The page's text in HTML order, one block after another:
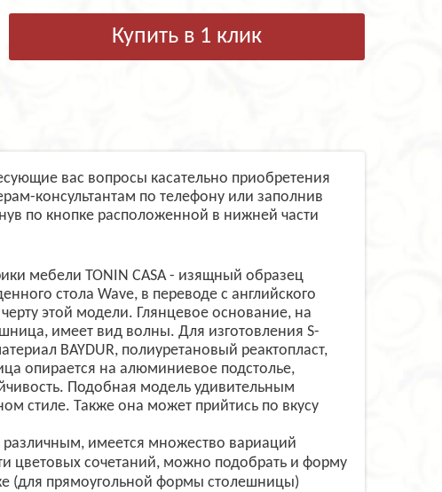
Купить в 1 клик
вас вопросы касательно приобретения
консультантам по телефону или заполнив
по кнопке расположенной в нижней части
мебели TONIN CASA - изящный образец
стола Wave, в переводе с английского
этой модели. Глянцевое основание, на
имеет вид волны. Для изготовления S-
BAYDUR, полиуретановый реактопласт,
опирается на алюминиевое подстолье,
Подобная модель удивительным
стиле. Также она может прийтись по вкусу
имеется множество вариаций
цветовых сочетаний, можно подобрать и форму
(для прямоугольной формы столешницы)